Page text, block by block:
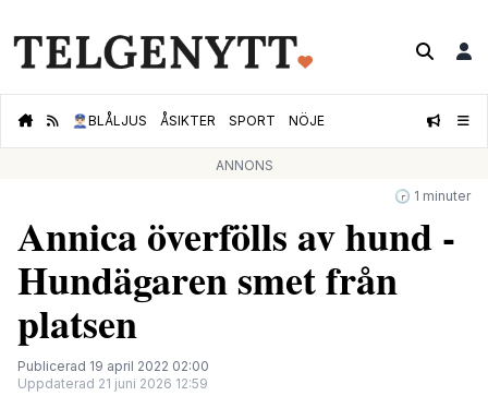
👮🏻‍♂️BLÅLJUS ÅSIKTER SPORT NÖJE
ANNONS
🕝 1 minuter
Annica överfölls av hund -
Hundägaren smet från
platsen
Publicerad 19 april 2022 02:00
Uppdaterad 21 juni 2026 12:59